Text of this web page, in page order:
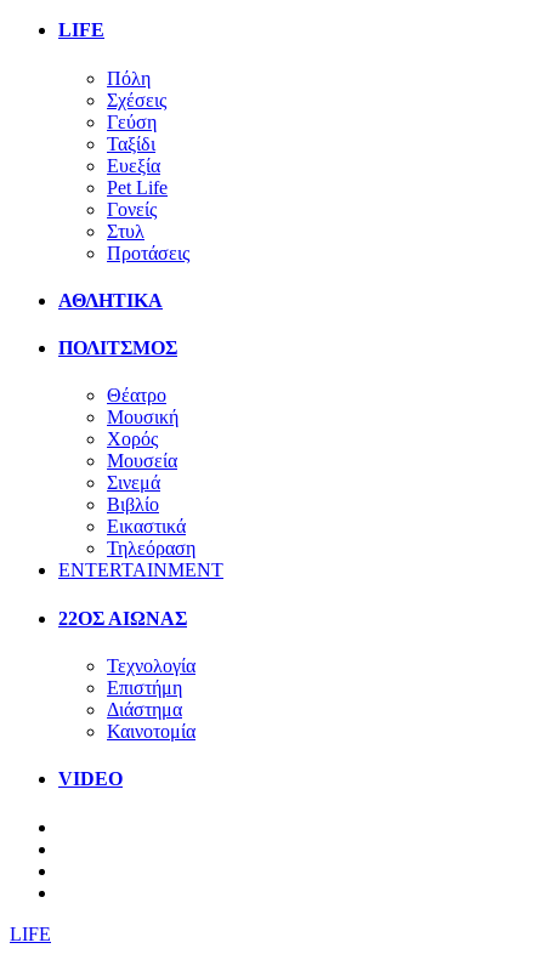
LIFE
Πόλη
Σχέσεις
Γεύση
Ταξίδι
Ευεξία
Pet Life
Γονείς
Στυλ
Προτάσεις
ΑΘΛΗΤΙΚΑ
ΠΟΛΙΤΣΜΟΣ
Θέατρο
Μουσική
Χορός
Μουσεία
Σινεμά
Βιβλίο
Εικαστικά
Τηλεόραση
ENTERTAINMENT
22ΟΣ ΑΙΩΝΑΣ
Τεχνολογία
Επιστήμη
Διάστημα
Καινοτομία
VIDEO
LIFE